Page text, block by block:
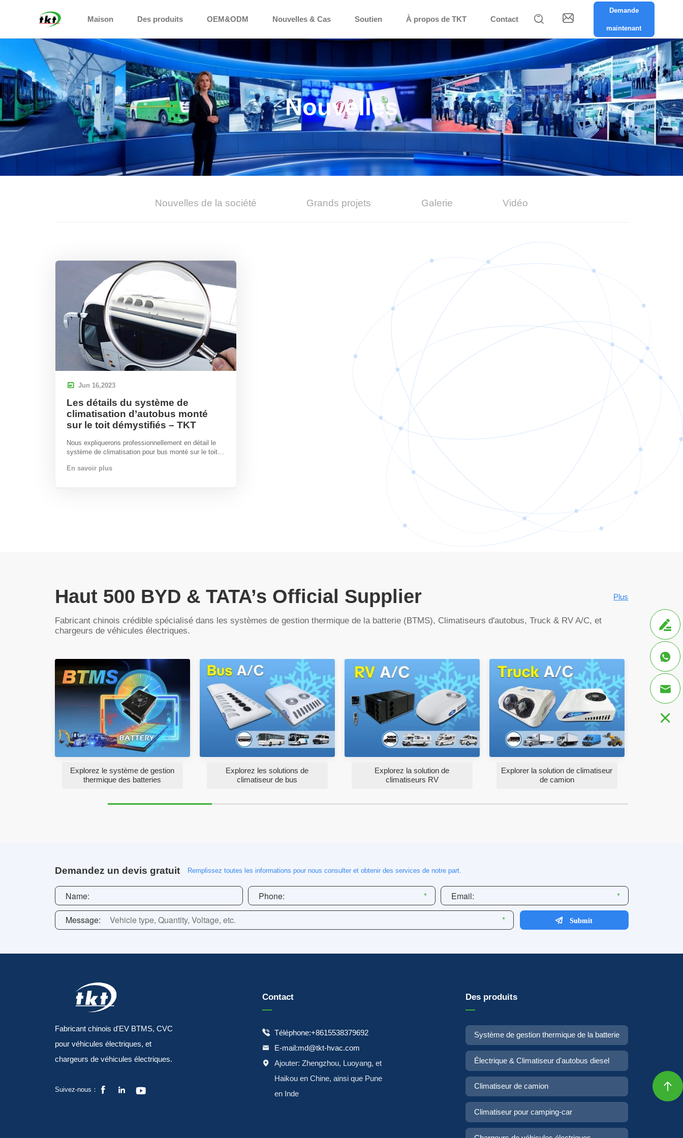
Maison Des produits OEM&ODM Nouvelles & Cas Soutien À propos de TKT Contact  
Demande
maintenant
Nouvelles
Nouvelles de la société Grands projets Galerie Vidéo
 Jun 16,2023
Les détails du système de
climatisation d’autobus monté
sur le toit démystifiés – TKT
Nous expliquerons professionnellement en détail le
système de climatisation pour bus monté sur le toit..
de toit de haute qualité, etc..
En savoir plus
Haut 500 BYD & TATA’s Official Supplier Plus
Fabricant chinois crédible spécialisé dans les systèmes de gestion thermique de la batterie (BTMS), Climatiseurs d'autobus, Truck & RV A/C, et
chargeurs de véhicules électriques.
Explorez le système de gestion
thermique des batteries
Explorez les solutions de
climatiseur de bus
Explorez la solution de
climatiseurs RV
Explorer la solution de climatiseur
de camion





Demandez un devis gratuit Remplissez toutes les informations pour nous consulter et obtenir des services de notre part.
Fabricant chinois d'EV BTMS, CVC
pour véhicules électriques, et
chargeurs de véhicules électriques.
Suivez-nous：   
Contact
 Téléphone:+8615538379692
 E-mail:md@tkt-hvac.com

Ajouter: Zhengzhou, Luoyang, et
Haikou en Chine, ainsi que Pune
en Inde
Des produits
Système de gestion thermique de la batterie
Électrique & Climatiseur d'autobus diesel
Climatiseur de camion
Climatiseur pour camping-car